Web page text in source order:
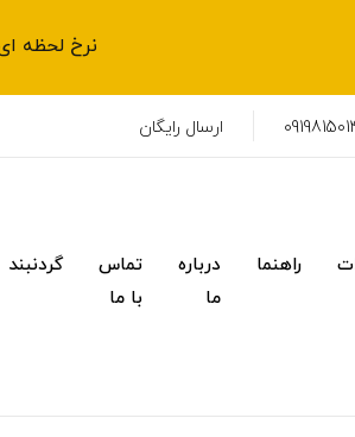
نرخ لحظه ای طلا: 18/
ارسال رایگان
راهنما
درباره
ما
تماس
با ما
گردنبند